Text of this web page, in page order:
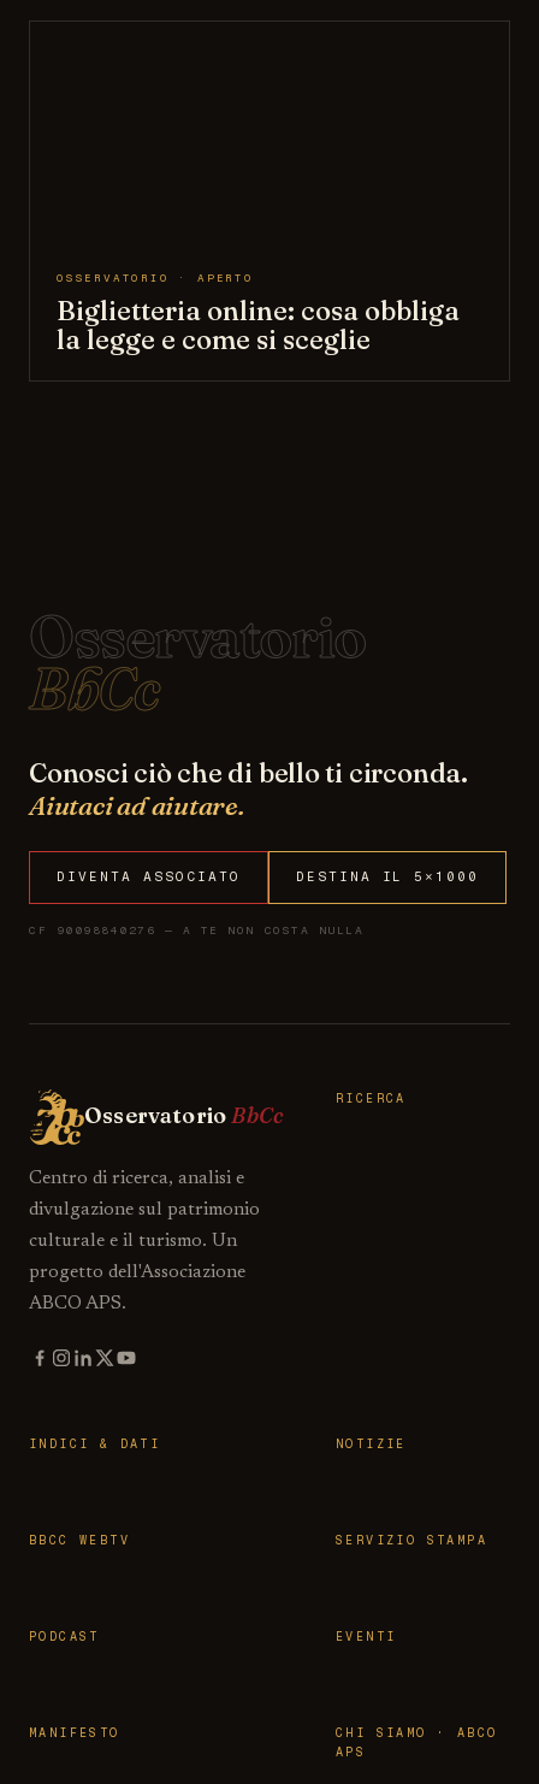
OSSERVATORIO · APERTO
Biglietteria online: cosa obbliga
la legge e come si sceglie
Osservatorio
BbCc
Conosci ciò che di bello ti circonda.
Aiutaci ad aiutare.
DIVENTA ASSOCIATO DESTINA IL 5×1000
CF 90098840276 — A TE NON COSTA NULLA
OsservatorioBbCc
Centro di ricerca, analisi e
divulgazione sul patrimonio
culturale e il turismo. Un
progetto dell'Associazione
ABCO APS.
RICERCA
INDICI & DATI NOTIZIE
BBCC WEBTV SERVIZIO STAMPA
PODCAST EVENTI
MANIFESTO
CHI SIAMO · ABCO
APS